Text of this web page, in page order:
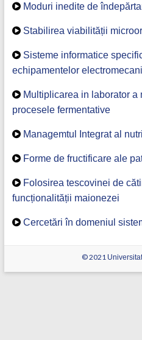
Moduri inedite de
Stabilirea viabilității
Sisteme informatice
echipamentelor
Multiplicarea in laborator a
procesele fermentative
Managemtul Integrat al
Forme de fructificare ale
Folosirea tescovinei de
funcționalității maionezei
Cercetări în domeniul
© 2021